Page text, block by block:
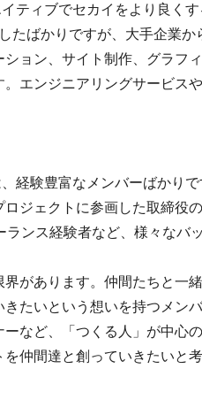
ティブでセカイをより良く
たばかりですが、大手企業
ョン、サイト制作、グラフ
。エンジニアリングサービス
経験豊富なメンバーばかり
ジェクトに参画した取締役
ランス経験者など、様々なバ
があります。仲間たちと一
たいという想いを持つメン
など、「つくる人」が中心
仲間達と創っていきたいと考